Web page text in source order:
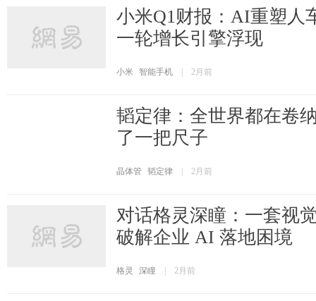
小米Q1财报：AI重塑人
一轮增长引擎浮现
小米 智能手机 2月前
韬定律：全世界都在卷
了一把尺子
晶体管 韬定律 2月前
对话格灵深瞳：一套视
破解企业 AI 落地困境
格灵 深瞳 2月前